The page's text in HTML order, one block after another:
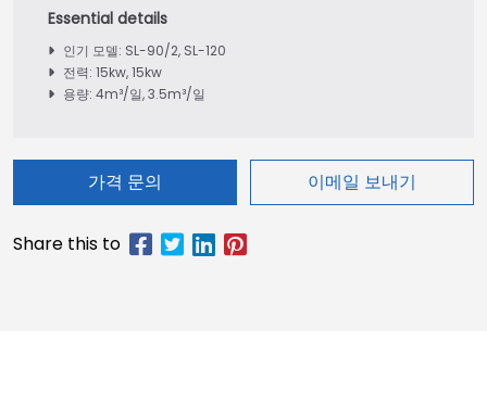
인기 모델: SL-90/2, SL-120
전력: 15kw, 15kw
용량: 4m³/일, 3.5m³/일
가격 문의 이메일 보내기